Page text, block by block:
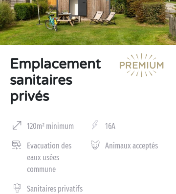
Emplacement
sanitaires
privés
120m² minimum 16A
Evacuation des
eaux usées
commune
Animaux acceptés
Sanitaires privatifs